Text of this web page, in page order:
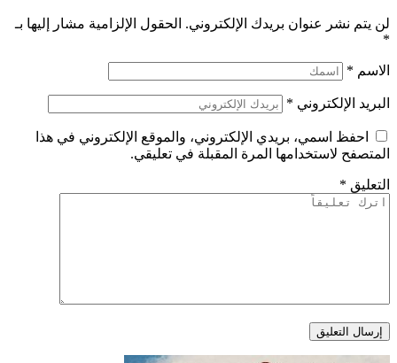
لن يتم نشر عنوان بريدك الإلكتروني. الحقول الإلزامية مشار إليها بـ
*
الاسم *
البريد الإلكتروني *
احفظ اسمي، بريدي الإلكتروني، والموقع الإلكتروني في هذا
المتصفح لاستخدامها المرة المقبلة في تعليقي.
التعليق *